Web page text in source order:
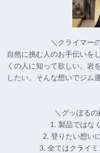
＼クライマー
自然に挑む人のお手伝いを
くの人に知って欲しい。岩
したい。そんな想いでジム
＼グッぼる
1. 製品ではな
2. 登りたい想い
3. 全てはクライ